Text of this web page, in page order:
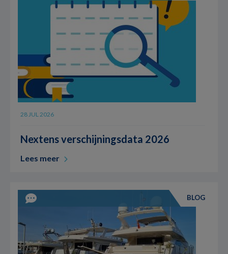
28 JUL 2026
Nextens verschijningsdata 2026
Lees meer
BLOG